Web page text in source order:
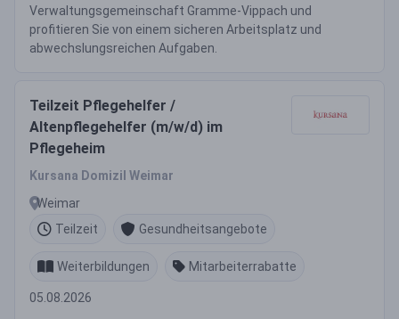
Verwaltungsgemeinschaft Gramme-Vippach und
profitieren Sie von einem sicheren Arbeitsplatz und
abwechslungsreichen Aufgaben.
Teilzeit Pflegehelfer /
Altenpflegehelfer (m/w/d) im
Pflegeheim
Kursana Domizil Weimar
Weimar
Teilzeit
Gesundheitsangebote
Weiterbildungen Mitarbeiterrabatte
05.08.2026